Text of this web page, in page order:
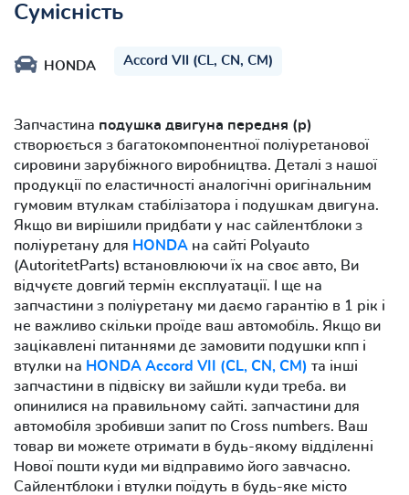
Сумісність
HONDA Accord VII (CL, CN, CM)
Запчастина подушка двигуна передня (р)
створюється з багатокомпонентної поліуретанової
сировини зарубіжного виробництва. Деталі з нашої
продукції по еластичності аналогічні оригінальним
гумовим втулкам стабілізатора і подушкам двигуна.
Якщо ви вирішили придбати у нас сайлентблоки з
поліуретану для HONDA на сайті Polyauto
(AutoritetParts) встановлюючи їх на своє авто, Ви
відчуєте довгий термін експлуатації. І ще на
запчастини з поліуретану ми даємо гарантію в 1 рік і
не важливо скільки проїде ваш автомобіль. Якщо ви
зацікавлені питаннями де замовити подушки кпп і
втулки на HONDA Accord VII (CL, CN, CM) та інші
запчастини в підвіску ви зайшли куди треба. ви
опинилися на правильному сайті. запчастини для
автомобіля зробивши запит по Cross numbers. Ваш
товар ви можете отримати в будь-якому відділенні
Нової пошти куди ми відправимо його завчасно.
Сайлентблоки і втулки поїдуть в будь-яке місто